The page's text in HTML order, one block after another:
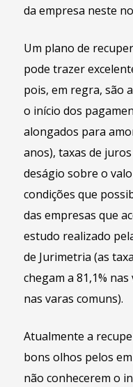
da empresa neste
Um plano de
pode trazer
pois, em regra, são
o início dos
alongados para
anos), taxas de
deságio sobre o
condições que
das empresas que
estudo realizado
de Jurimetria (as
chegam a 81,1%
nas varas comuns).
Atualmente a
bons olhos pelos
não conhecerem o